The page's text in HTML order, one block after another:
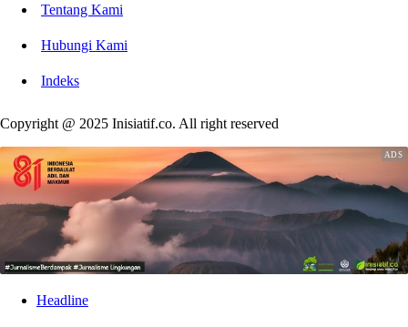
Tentang Kami
Hubungi Kami
Indeks
Copyright @ 2025 Inisiatif.co. All right reserved
Headline